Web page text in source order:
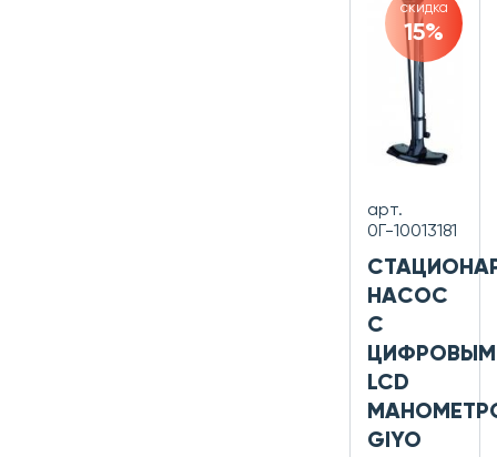
скидка
15%
арт.
0Г-10013181
НАСОС
С
ЦИФРОВЫМ
LCD
GIYO